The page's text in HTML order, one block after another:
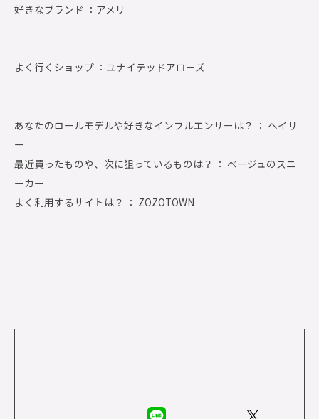
好きなブランド ： アメリ
よく行くショップ ： ユナイテッドアローズ
あなたのロールモデルや好きなインフルエンサーは？ ： ヘイリ
ー
最近買ったものや、次に狙っているものは？ ： ベージュのスニ
ーカー
よく利用するサイトは？ ： ZOZOTOWN